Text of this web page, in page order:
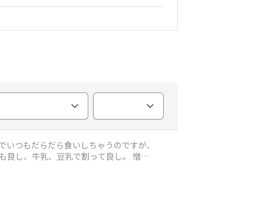
つもだらだら食いしちゃうのですが、
良し、牛乳、豆乳で割って良し。 憎す